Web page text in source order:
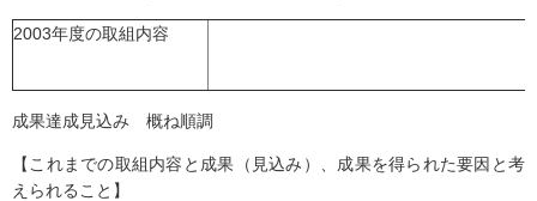
2003年度の取組内容
成果達成見込み 概ね順調
【これまでの取組内容と成果（見込み）、成果を得られた要因と考
えられること】